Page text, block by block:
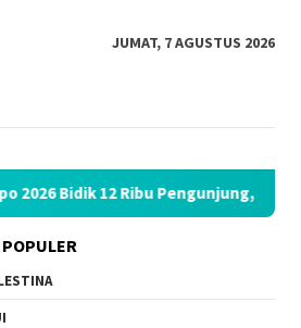
JUMAT, 7 AGUSTUS 2026
Ribu Pengunjung, Hadirkan Bazar Halal